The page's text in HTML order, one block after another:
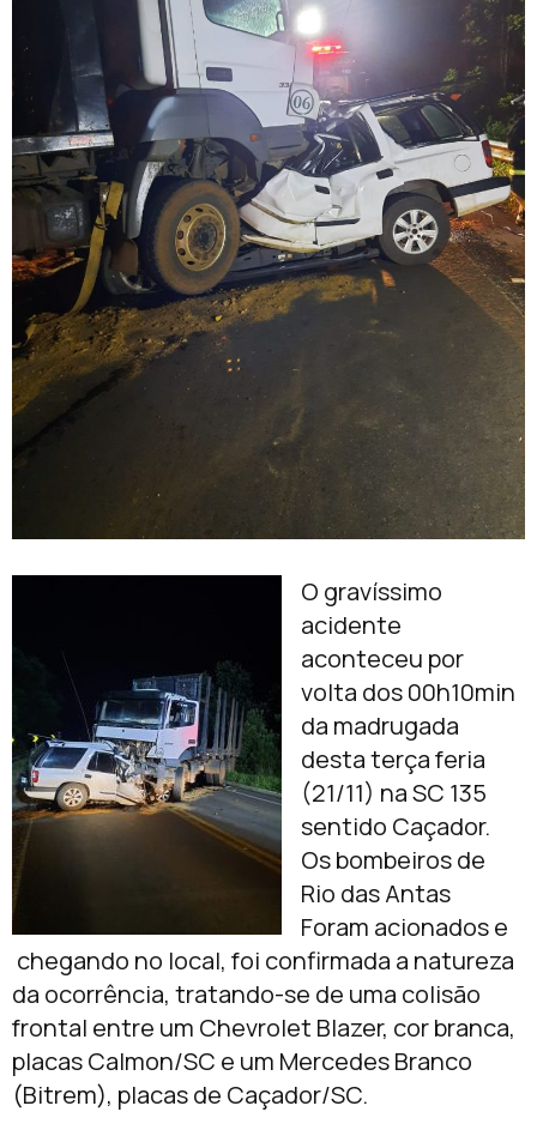
O gravíssimo
acidente
aconteceu por
volta dos 00h10min
da madrugada
desta terça feria
(21/11) na SC 135
sentido Caçador.
Os bombeiros de
Rio das Antas
Foram acionados e
chegando no local, foi confirmada a natureza
da ocorrência, tratando-se de uma colisão
frontal entre um Chevrolet Blazer, cor branca,
placas Calmon/SC e um Mercedes Branco
(Bitrem), placas de Caçador/SC.